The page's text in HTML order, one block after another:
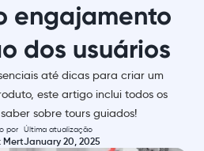
engajamento
dos usuários
até dicas para criar um
este artigo inclui todos os
sobre tours guiados!
por
Mert
Última atualização
January 20, 2025